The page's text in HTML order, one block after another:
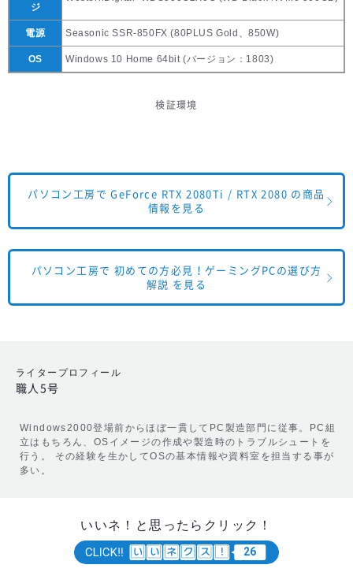
ジ
電源 Seasonic SSR-850FX (80PLUS Gold、850W)
OS Windows 10 Home 64bit (バージョン：1803)
検証環境
パソコン工房で GeForce RTX 2080Ti / RTX 2080 の商品
情報を見る
パソコン工房で 初めての方必見！ゲーミングPCの選び方
解説 を見る
ライタープロフィール
職人5号
Windows2000登場前からほぼ一貫してPC製造部門に従事。PC組
立はもちろん、OSイメージの作成や製造時のトラブルシュートを
行う。 その経験を生かしてOSの基本情報や資料室を担当する事が
多い。
いいネ！と思ったらクリック！
26